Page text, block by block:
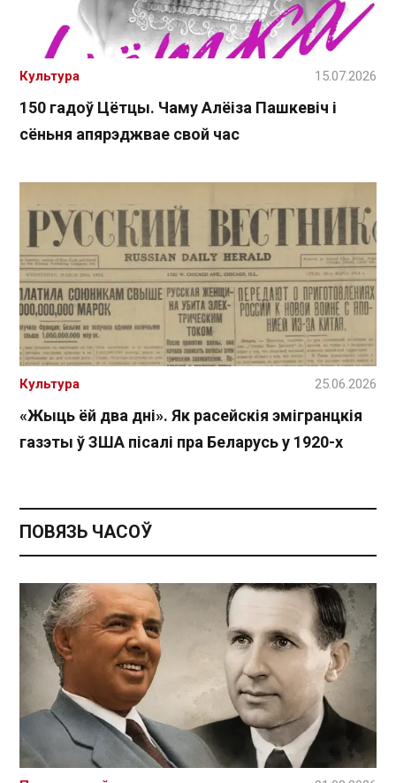
150 гадоў Цётцы. Чаму Алёіза Пашкевіч і
сёньня апярэджвае свой час
Культура 15.07.2026
«Жыць ёй два дні». Як расейскія эмігранцкія
газэты ў ЗША пісалі пра Беларусь у 1920-х
Культура 25.06.2026
ПОВЯЗЬ ЧАСОЎ